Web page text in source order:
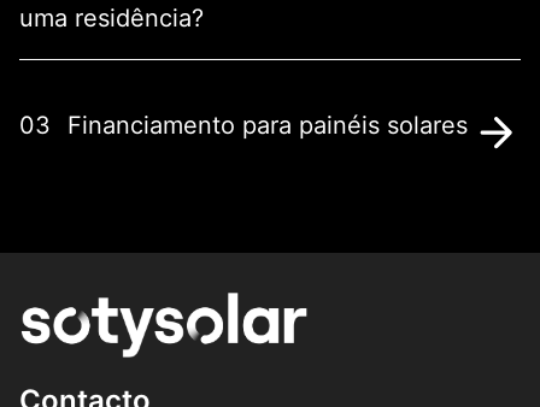
uma residência?
03 Financiamento para painéis solares